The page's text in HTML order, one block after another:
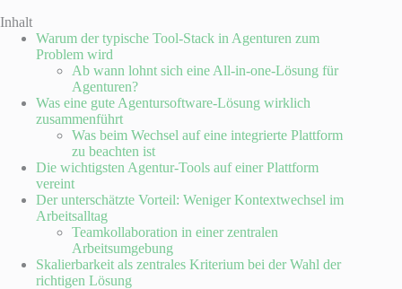
Inhalt
Warum der typische Tool-Stack in Agenturen zum
Problem wird
Ab wann lohnt sich eine All-in-one-Lösung für
Agenturen?
Was eine gute Agentursoftware-Lösung wirklich
zusammenführt
Was beim Wechsel auf eine integrierte Plattform
zu beachten ist
Die wichtigsten Agentur-Tools auf einer Plattform
vereint
Der unterschätzte Vorteil: Weniger Kontextwechsel im
Arbeitsalltag
Teamkollaboration in einer zentralen
Arbeitsumgebung
Skalierbarkeit als zentrales Kriterium bei der Wahl der
richtigen Lösung